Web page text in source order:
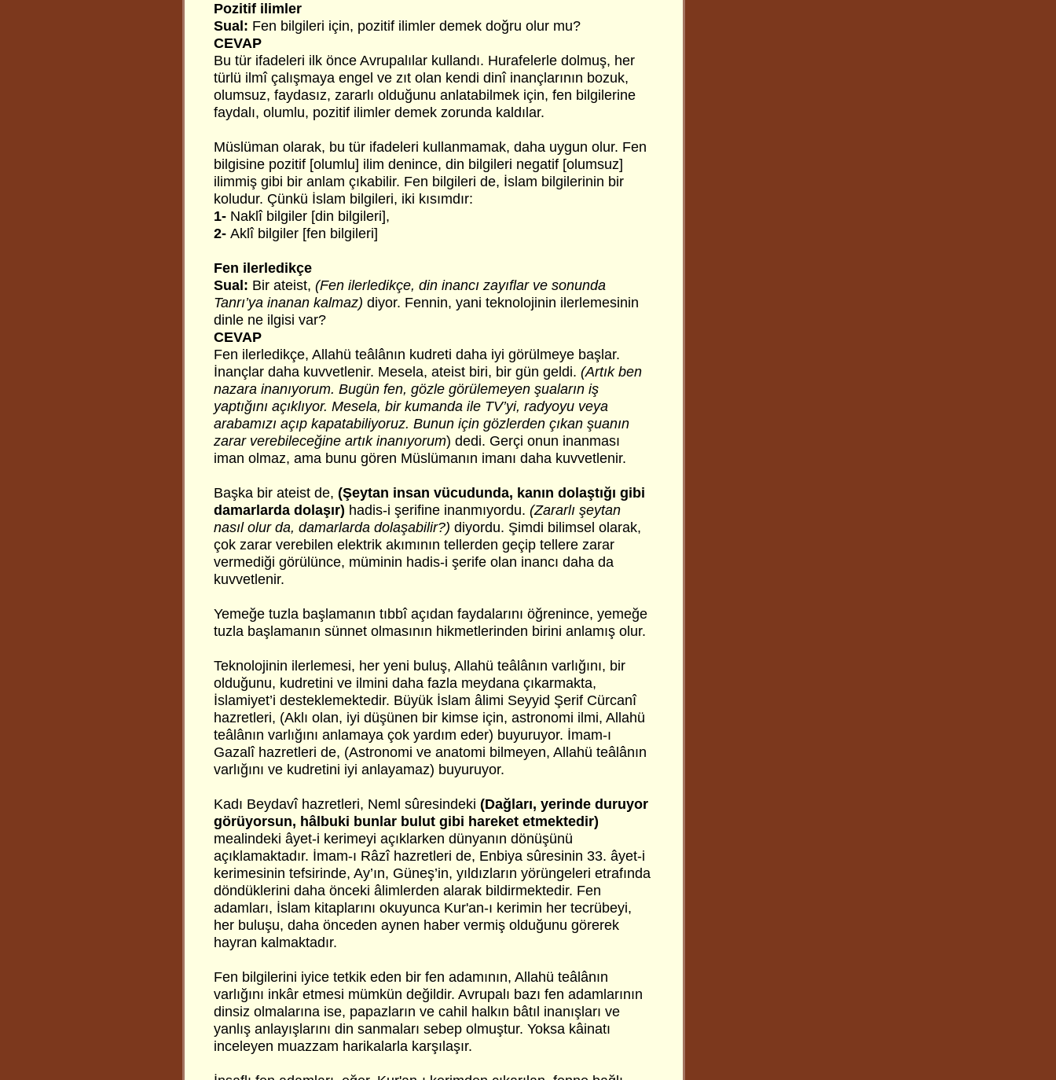
Pozitif ilimler
Sual: Fen bilgileri için, pozitif ilimler demek doğru olur mu?
CEVAP
Bu tür ifadeleri ilk önce Avrupalılar kullandı. Hurafelerle dolmuş, her
türlü ilmî çalışmaya engel ve zıt olan kendi dinî inançlarının bozuk,
olumsuz, faydasız, zararlı olduğunu anlatabilmek için, fen bilgilerine
faydalı, olumlu, pozitif ilimler demek zorunda kaldılar.
Müslüman olarak, bu tür ifadeleri kullanmamak, daha uygun olur. Fen
bilgisine pozitif [olumlu] ilim denince, din bilgileri negatif [olumsuz]
ilimmiş gibi bir anlam çıkabilir. Fen bilgileri de, İslam bilgilerinin bir
koludur. Çünkü İslam bilgileri, iki kısımdır:
1- Naklî bilgiler [din bilgileri],
2- Aklî bilgiler [fen bilgileri]
Fen ilerledikçe
Sual: Bir ateist, (Fen ilerledikçe, din inancı zayıflar ve sonunda
Tanrı’ya inanan kalmaz) diyor. Fennin, yani teknolojinin ilerlemesinin
dinle ne ilgisi var?
CEVAP
Fen ilerledikçe, Allahü teâlânın kudreti daha iyi görülmeye başlar.
İnançlar daha kuvvetlenir. Mesela, ateist biri, bir gün geldi. (Artık ben
nazara inanıyorum. Bugün fen, gözle görülemeyen şuaların iş
yaptığını açıklıyor. Mesela, bir kumanda ile TV’yi, radyoyu veya
arabamızı açıp kapatabiliyoruz. Bunun için gözlerden çıkan şuanın
zarar verebileceğine artık inanıyorum) dedi. Gerçi onun inanması
iman olmaz, ama bunu gören Müslümanın imanı daha kuvvetlenir.
Başka bir ateist de, (Şeytan insan vücudunda, kanın dolaştığı gibi
damarlarda dolaşır) hadis-i şerifine inanmıyordu. (Zararlı şeytan
nasıl olur da, damarlarda dolaşabilir?) diyordu. Şimdi bilimsel olarak,
çok zarar verebilen elektrik akımının tellerden geçip tellere zarar
vermediği görülünce, müminin hadis-i şerife olan inancı daha da
kuvvetlenir.
Yemeğe tuzla başlamanın tıbbî açıdan faydalarını öğrenince, yemeğe
tuzla başlamanın sünnet olmasının hikmetlerinden birini anlamış olur.
Teknolojinin ilerlemesi, her yeni buluş, Allahü teâlânın varlığını, bir
olduğunu, kudretini ve ilmini daha fazla meydana çıkarmakta,
İslamiyet’i desteklemektedir. Büyük İslam âlimi Seyyid Şerif Cürcanî
hazretleri, (Aklı olan, iyi düşünen bir kimse için, astronomi ilmi, Allahü
teâlânın varlığını anlamaya çok yardım eder) buyuruyor. İmam-ı
Gazalî hazretleri de, (Astronomi ve anatomi bilmeyen, Allahü teâlânın
varlığını ve kudretini iyi anlayamaz) buyuruyor.
Kadı Beydavî hazretleri, Neml sûresindeki (Dağları, yerinde duruyor
görüyorsun, hâlbuki bunlar bulut gibi hareket etmektedir)
mealindeki âyet-i kerimeyi açıklarken dünyanın dönüşünü
açıklamaktadır. İmam-ı Râzî hazretleri de, Enbiya sûresinin 33. âyet-i
kerimesinin tefsirinde, Ay’ın, Güneş’in, yıldızların yörüngeleri etrafında
döndüklerini daha önceki âlimlerden alarak bildirmektedir. Fen
adamları, İslam kitaplarını okuyunca Kur'an-ı kerimin her tecrübeyi,
her buluşu, daha önceden aynen haber vermiş olduğunu görerek
hayran kalmaktadır.
Fen bilgilerini iyice tetkik eden bir fen adamının, Allahü teâlânın
varlığını inkâr etmesi mümkün değildir. Avrupalı bazı fen adamlarının
dinsiz olmalarına ise, papazların ve cahil halkın bâtıl inanışları ve
yanlış anlayışlarını din sanmaları sebep olmuştur. Yoksa kâinatı
inceleyen muazzam harikalarla karşılaşır.